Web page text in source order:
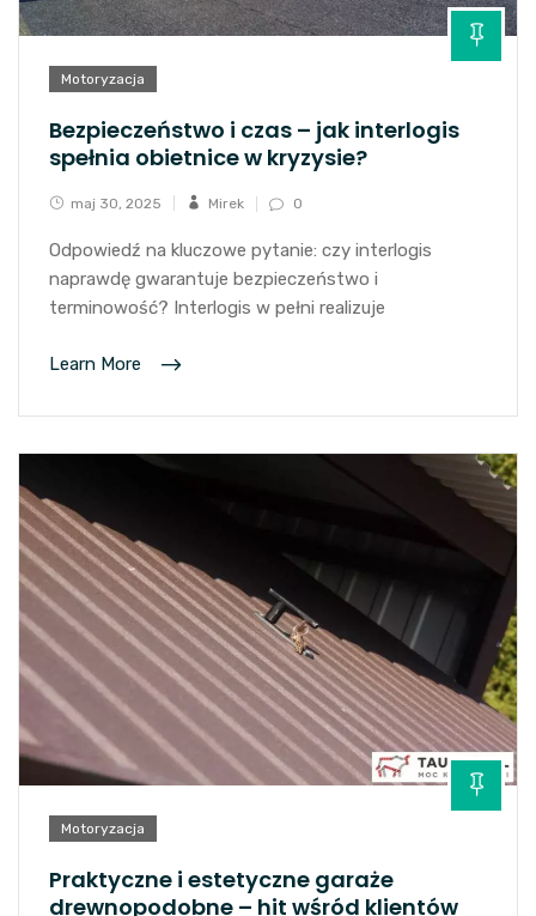
Motoryzacja
Bezpieczeństwo i czas – jak interlogis
spełnia obietnice w kryzysie?
maj 30, 2025 Mirek 0
Odpowiedź na kluczowe pytanie: czy interlogis
naprawdę gwarantuje bezpieczeństwo i
terminowość? Interlogis w pełni realizuje
Learn More
Motoryzacja
Praktyczne i estetyczne garaże
drewnopodobne – hit wśród klientów